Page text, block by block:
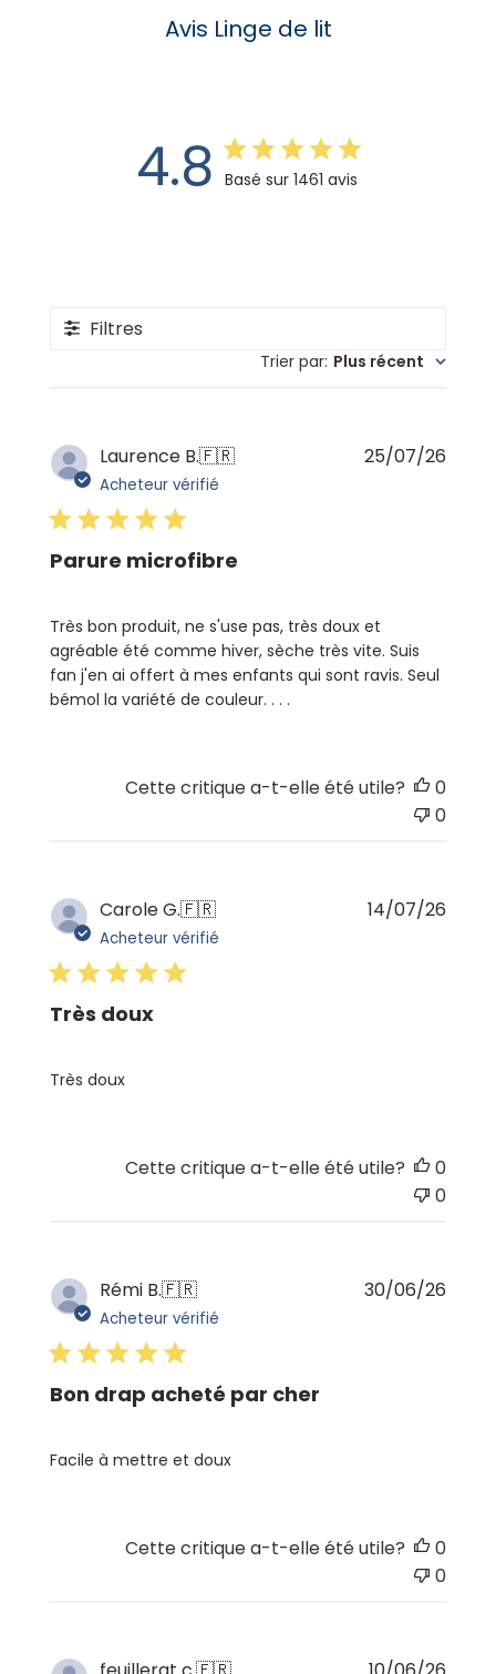
Avis Linge de lit
4.8 Basé sur 1461 avis
Filtres
Trier par: Plus récent
Laurence B.🇫🇷
Acheteur vérifié
Parure microfibre
Très bon produit, ne s'use pas, très doux et
agréable été comme hiver, sèche très vite. Suis
fan j'en ai offert à mes enfants qui sont ravis. Seul
bémol la variété de couleur. . . .
25/07/26
Cette critique a-t-elle été utile?
0
0
Carole G.🇫🇷
Acheteur vérifié
Très doux
Très doux
14/07/26
Cette critique a-t-elle été utile?
0
0
Rémi B.🇫🇷
Acheteur vérifié
Bon drap acheté par cher
Facile à mettre et doux
30/06/26
Cette critique a-t-elle été utile?
0
0